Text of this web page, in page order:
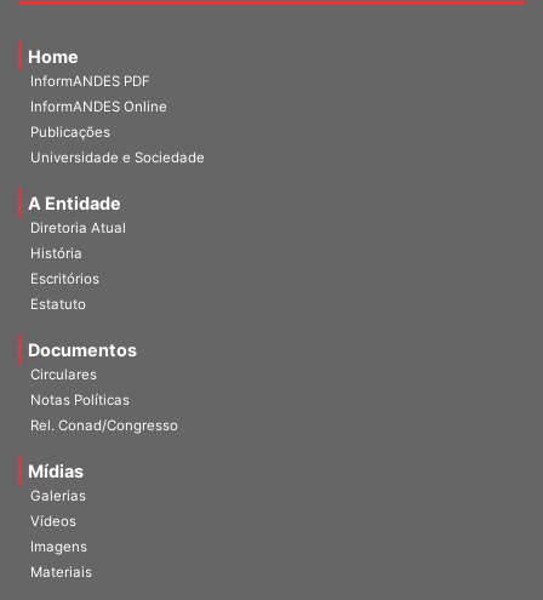
InformANDES PDF
InformANDES Online
Publicações
Universidade e Sociedade
Diretoria Atual
História
Escritórios
Estatuto
Circulares
Notas Políticas
Rel. Conad/Congresso
Galerias
Vídeos
Imagens
Materiais